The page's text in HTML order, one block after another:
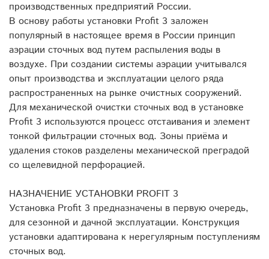
производственных предприятий России.
В основу работы установки Profit 3 заложен
популярный в настоящее время в России принцип
аэрации сточных вод путем распыления воды в
воздухе. При создании системы аэрации учитывался
опыт производства и эксплуатации целого ряда
распространенных на рынке очистных сооружений.
Для механической очистки сточных вод в установке
Profit 3 используются процесс отстаивания и элемент
тонкой фильтрации сточных вод. Зоны приёма и
удаления стоков разделены механической преградой
со щелевидной перфорацией.
НАЗНАЧЕНИЕ УСТАНОВКИ PROFIT 3
Установка Profit 3 предназначены в первую очередь,
для сезонной и дачной эксплуатации. Конструкция
установки адаптирована к нерегулярным поступлениям
сточных вод.